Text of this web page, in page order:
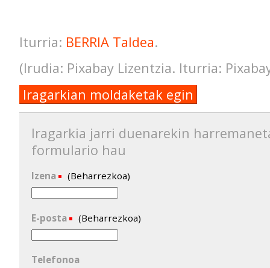
Iturria: BERRIA Taldea.
(Irudia: Pixabay Lizentzia. Iturria:
Iragarkian moldaketak egin
Iragarkia jarri duenarekin
formulario hau
Izena (Beharrezkoa)
E-posta (Beharrezkoa)
Telefonoa